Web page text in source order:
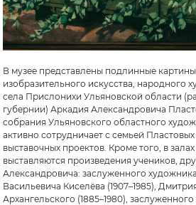
В музее представлены подлинные картины
изобразительного искусства, народного
села Прислонихи Ульяновской области
губернии) Аркадия Александровича
собрания Ульяновского областного
активно сотрудничает с семьей
выставочных проектов. Кроме того, в
выставляются произведения учеников,
Александровича: заслуженного
Васильевича Киселёва (1907–1985),
Архангельского (1885–1980),